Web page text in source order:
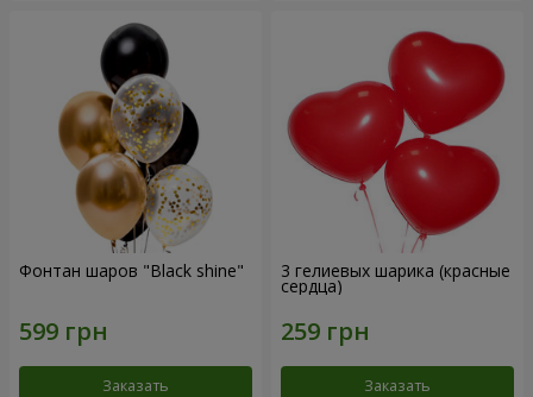
Фонтан шаров "Black shine"
Заказать
3 гелиевых шарика (красные
сердца)
Заказать